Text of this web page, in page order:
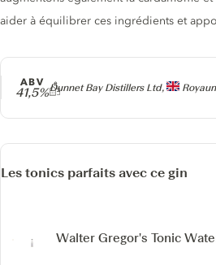
Producteur
Dunnet Bay Distillers Ltd,
ABV
41,5%
aider à équilibrer ces ingrédients et
Les tonics parfaits avec ce gin
Walter Gregor's Tonic